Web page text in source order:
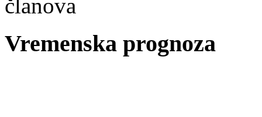
članova
Vremenska prognoza